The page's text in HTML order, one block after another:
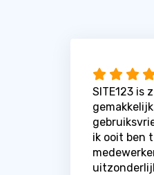
SITE123 is
ik ooit ben